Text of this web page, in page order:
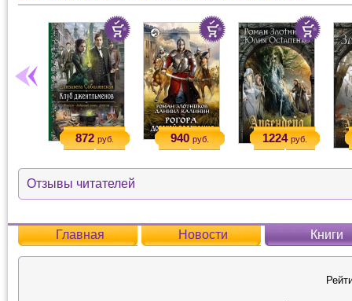
872 руб. 940 руб. 1224 руб.
Отзывы читателей
Главная Новости Книги